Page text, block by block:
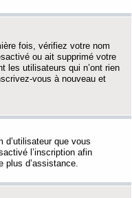
fois, vérifiez votre nom
ou ait supprimé votre
les utilisateurs qui n’ont rien
vous à nouveau et
d’utilisateur que vous
l’inscription afin
plus d’assistance.